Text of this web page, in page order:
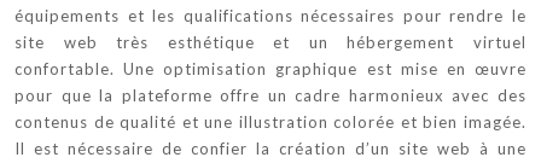
équipements et les qualifications nécessaires pour rendre le
site web très esthétique et un hébergement virtuel
confortable. Une optimisation graphique est mise en œuvre
pour que la plateforme offre un cadre harmonieux avec des
contenus de qualité et une illustration colorée et bien imagée.
Il est nécessaire de confier la création d’un site web à une